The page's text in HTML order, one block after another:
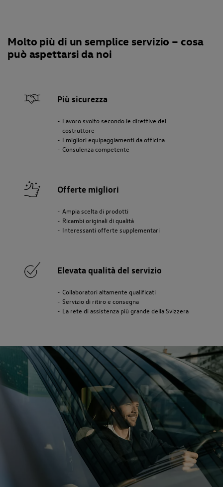
Molto più di un semplice servizio – cosa
può aspettarsi da noi
Più sicurezza
Lavoro svolto secondo le direttive del
costruttore
I migliori equipaggiamenti da officina
Consulenza competente
Offerte migliori
Ampia scelta di prodotti
Ricambi originali di qualità
Interessanti offerte supplementari
Elevata qualità del servizio
Collaboratori altamente qualificati
Servizio di ritiro e consegna
La rete di assistenza più grande della Svizzera